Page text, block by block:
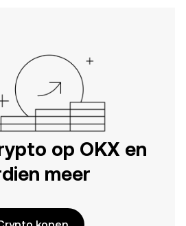
op OKX en
meer